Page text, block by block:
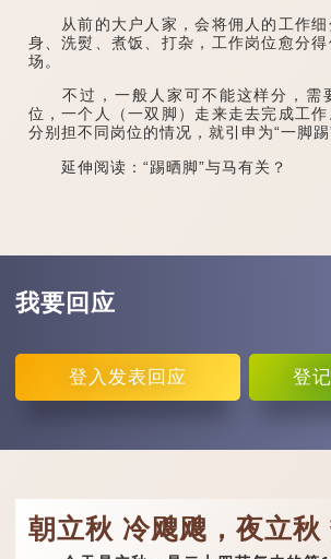
从前的大户人家，会将佣人的工作细
身、洗熨、煮饭、打杂，工作岗位愈分
场。
不过，一般人家可不能这样分，需
位，一个人（一双脚）走来走去完成工
分别担不同岗位的情况，就引申为“一脚踢
延伸阅读：“踢晒脚”与马有关？
我要回应
登入 发表回应 登记
朝立秋 冷飕飕，夜立秋